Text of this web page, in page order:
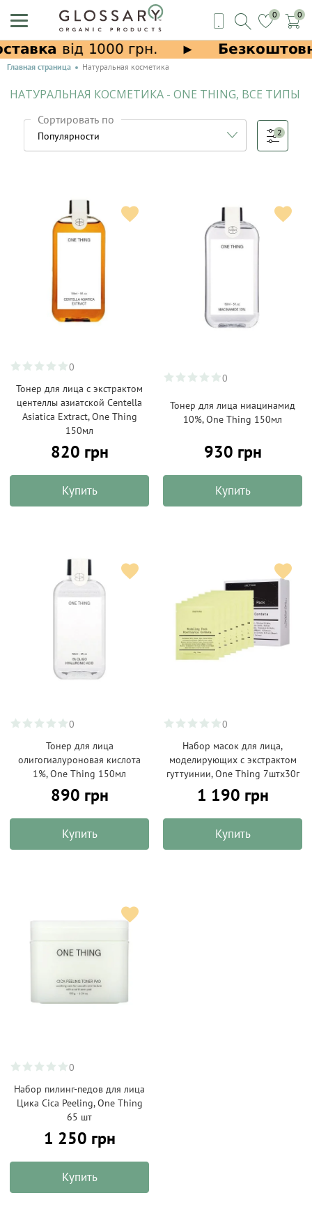
0 0
Главная страница Натуральная косметика
НАТУРАЛЬНАЯ КОСМЕТИКА - ONE THING, ВСЕ ТИПЫ
Сортировать по
2
0
Тонер для лица с экстрактом
центеллы азиатской Centella
Asiatica Extract, One Thing
150мл
820 грн
Купить
0
Тонер для лица ниацинамид
10%, One Thing 150мл
930 грн
Купить
0
Тонер для лица
олигогиалуроновая кислота
1%, One Thing 150мл
890 грн
Купить
0
Набор масок для лица,
моделирующих с экстрактом
гуттуинии, One Thing 7штх30г
1 190 грн
Купить
0
Набор пилинг-педов для лица
Цика Cica Peeling, One Thing
65 шт
1 250 грн
Купить